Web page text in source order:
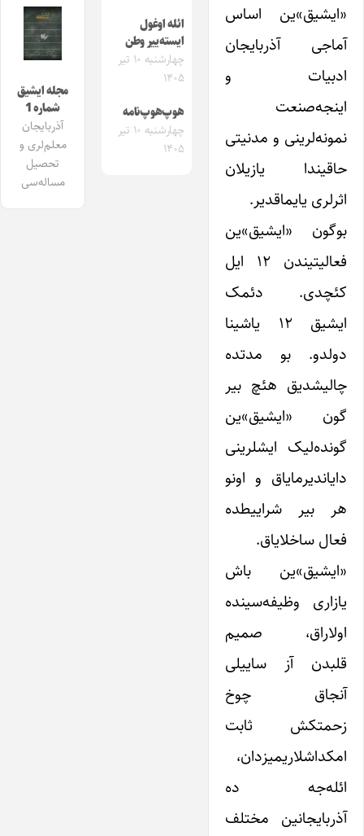
«ایشیق‌»ین اساس
آماجی آذربایجان
ادبیات و
اینجه‌صنعت
نمونه‌لرینی و مدنیتی
حاقیندا یازیلان
اثرلری یایماقدیر.
بوگون «ایشیق»‌ین
فعالیتیندن ۱۲ ایل
کئچدی. دئمک
ایشیق ۱۲ یاشینا
دولدو. بو مدتده
چالیشدیق هئچ بیر
گون «ایشیق»‌ین
گونده‌لیک ایشلرینی
دایاندیرمایاق و اونو
هر بیر شراییطده
فعال ساخلایاق.
«ایشیق»‌ین باش
یازاری وظیفه‌سینده
اولاراق، صمیم
قلبدن آز ساییلی
آنجاق چوخ
زحمتکش ثابت
امکداشلاریمیزدان،
ائله‌جه ده
آذربایجانین مختلف
ائله اوغول
ایسته‌ییر وطن
چهارشنبه ۱۰ تیر
۱۴۰۵
هوپ‌هوپ‌نامه
چهارشنبه ۱۰ تیر
۱۴۰۵
مجله ایشیق
شماره 1
آذربایجان
معلم‌لری و
تحصیل
مساله‌سی